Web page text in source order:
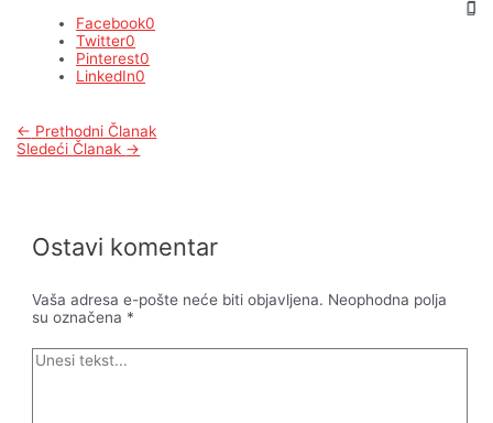
Facebook0
Twitter0
Pinterest0
LinkedIn0
Kretanje
članka
← Prethodni Članak
Sledeći Članak →
Ostavi komentar
Vaša adresa e-pošte neće biti objavljena. Neophodna polja
su označena *
Unesi